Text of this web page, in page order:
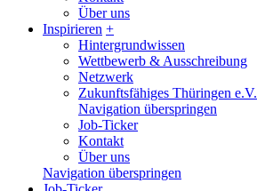
Über uns
Inspirieren +
Hintergrundwissen
Wettbewerb & Ausschreibung
Netzwerk
Zukunftsfähiges Thüringen e.V.
Navigation überspringen
Job-Ticker
Kontakt
Über uns
Navigation überspringen